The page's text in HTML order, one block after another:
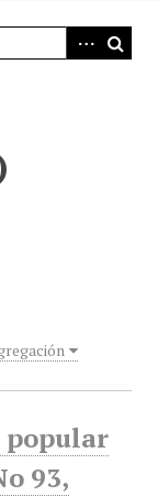
popular
93,